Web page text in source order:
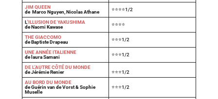
JIM QUEEN
de Marco Nguyen, Nicolas Athane
⭐⭐⭐⭐1/2
L'ILLUSION DE YAKUSHIMA
de Naomi Kawase
⭐⭐⭐⭐
THE GIACCOMO
de Baptiste Drapeau
⭐⭐⭐1/2
UNE ANNÉE ITALIENNE
de laura Samani
⭐⭐⭐1/2
DE L'AUTRE CÔTÉ DU MONDE
de Jérémie Renier
⭐⭐⭐1/2
AU BORD DU MONDE
de Guérin van de Vorst & Sophie
Muselle
⭐⭐⭐1/2